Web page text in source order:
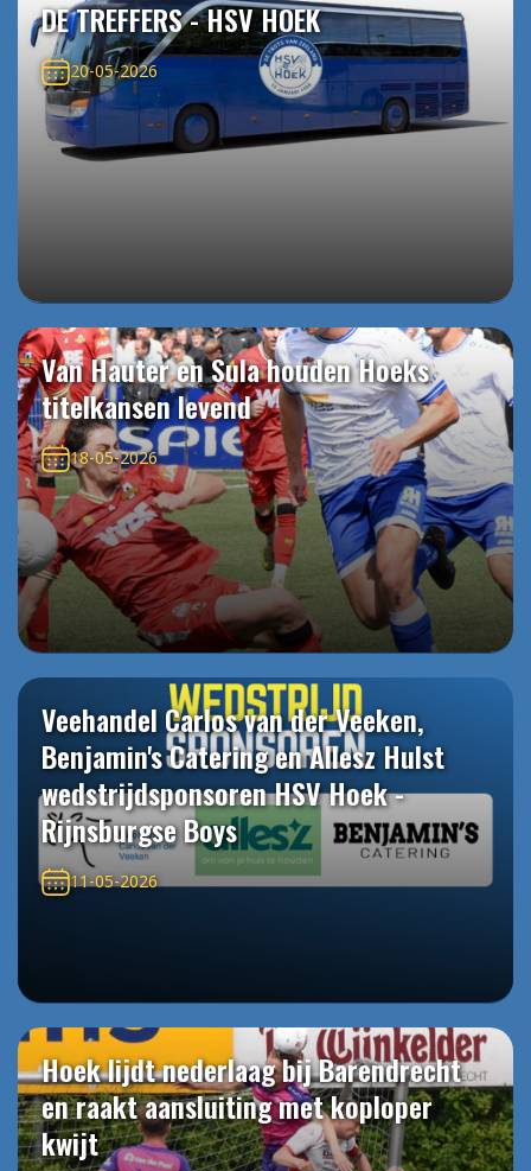
DE TREFFERS - HSV HOEK
20-05-2026
Van Hauter en Sula houden Hoeks
titelkansen levend
18-05-2026
Veehandel Carlos van der Veeken,
Benjamin's Catering en Allesz Hulst
wedstrijdsponsoren HSV Hoek -
Rijnsburgse Boys
11-05-2026
Hoek lijdt nederlaag bij Barendrecht
en raakt aansluiting met koploper
kwijt